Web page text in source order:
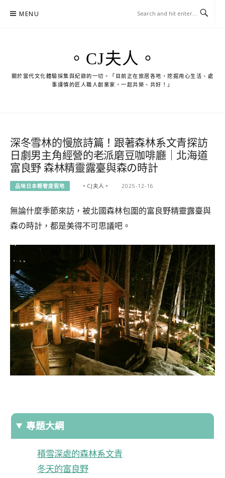
MENU
。CJ夫人。
關於當代文化體驗採集與紀錄的一切。「目前正在旅居各地，挖掘用心生活、處
事謹慎的匠人職人創業家，一起共榮、共好！」
深冬雪林的慢旅詩篇！跟著森林系文青探訪
日劇男主角經營的老派磨豆咖啡廳｜北海道
富良野 森林精靈露臺與森の時計
品味日本輕奢度假地 。CJ夫人。 2025-12-16
無論什麼季節來訪，被北國森林包圍的富良野精靈露臺與
森の時計，都是美得不可思議吧。
專題大綱
積雪深處的森林系文青
冬天的富良野